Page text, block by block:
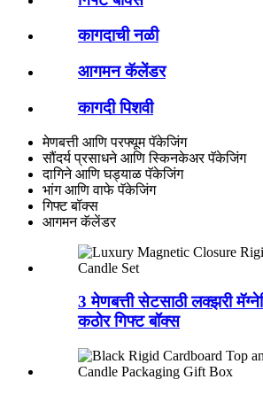
कागदाची नळी
आगमन कॅलेंडर
कागदी पिशवी
मेणबत्ती आणि परफ्यूम पॅकेजिंग
सौंदर्य प्रसाधने आणि स्किनकेअर पॅकेजिंग
दागिने आणि घड्याळ पॅकेजिंग
भांग आणि वाफे पॅकेजिंग
गिफ्ट बॉक्स
आगमन कॅलेंडर
3 मेणबत्ती सेटसाठी लक्झरी
कठोर गिफ्ट बॉक्स